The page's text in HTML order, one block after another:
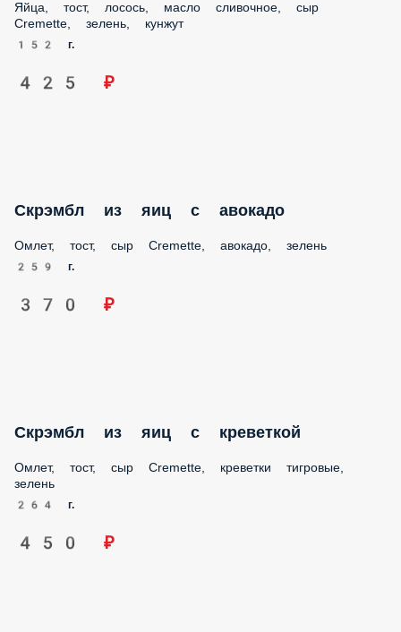
кунжут
152 г.
425 ₽
Скрэмбл из яиц с авокадо
Омлет, тост, сыр Cremette, авокадо, зелень
259 г.
370 ₽
Скрэмбл из яиц с креветкой
Омлет, тост, сыр Cremette, креветки тигровые, зелень
264 г.